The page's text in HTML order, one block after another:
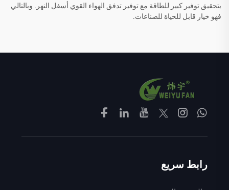
بتحقيق توفير كبير للطاقة مع توفير تدفق الهواء القوي أسفل النهر. وبالتالي
فهو خيار قابل للحياة للصناعات.
رابط سريع